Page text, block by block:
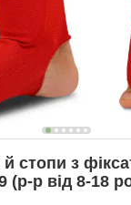
й стопи з
(р-р від 8-18